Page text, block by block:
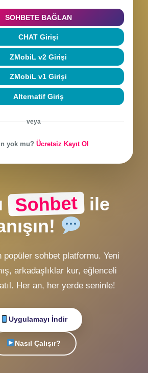
Sohbet ile
popüler sohbet platformu. Yeni
Şifremi unuttum
SOHBETE BAĞLAN
CHAT Girişi
ZMobiL v2 Girişi
ZMobiL v1 Girişi
veya
yok mu? Ücretsiz Kayıt Ol